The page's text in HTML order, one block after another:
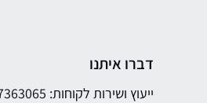
דברו איתנו
ייעוץ ושירות לקוחות: 03-7363065